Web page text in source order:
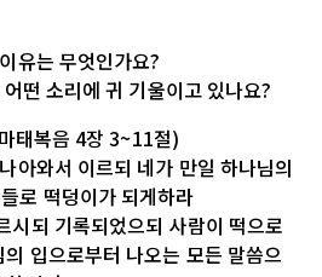
유는 무엇인가요?
떤 소리에 귀 기울이고 있나요?
태복음 4장 3~11절)
아와서 이르되 네가 만일 하나님의
로 떡덩이가 되게하라
시되 기록되었으되 사람이 떡으로
입으로부터 나오는 모든 말씀으